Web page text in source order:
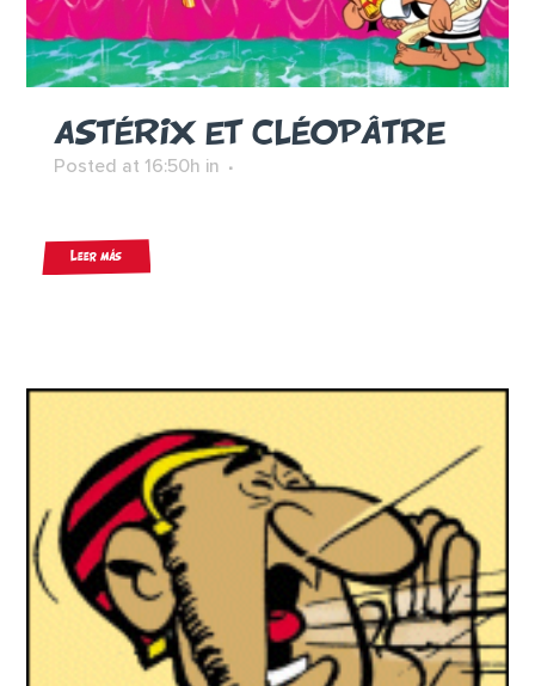
ASTÉRIX ET CLÉOPÂTRE
Posted at 16:50h in
Leer más